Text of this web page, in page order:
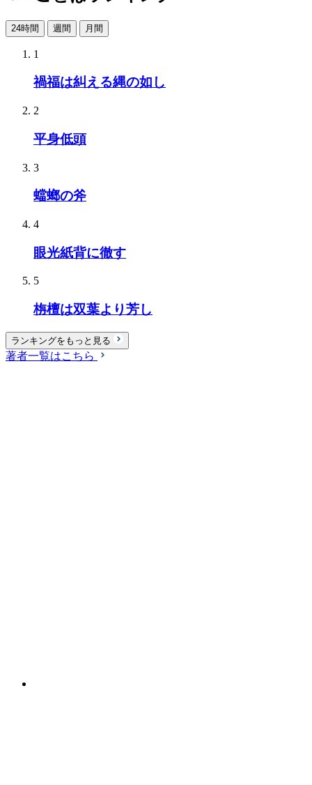
24時間 週間 月間
1
禍福は糾える縄の如し
2
平身低頭
3
蟷螂の斧
4
眼光紙背に徹す
5
栴檀は双葉より芳し
ランキングをもっと見る
著者一覧はこちら